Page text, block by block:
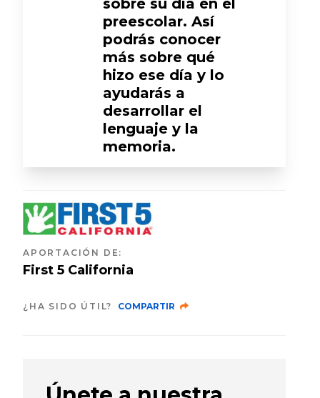
sobre su día en el
preescolar. Así
podrás conocer
más sobre qué
hizo ese día y lo
ayudarás a
desarrollar el
lenguaje y la
memoria.
APORTACIÓN DE:
First 5 California
¿HA SIDO ÚTIL? COMPARTIR